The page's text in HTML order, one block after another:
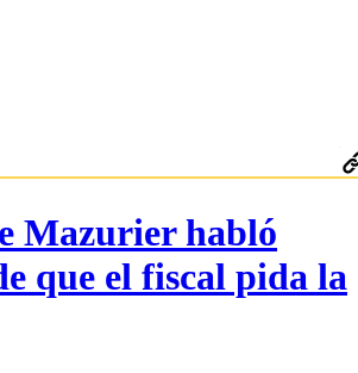
Mazurier habló
que el fiscal pida la